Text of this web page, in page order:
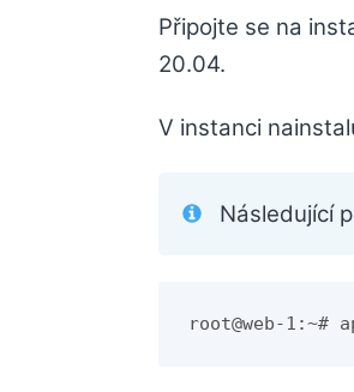
Připojte se na
20.04.
V instanci
Následující
root@web-